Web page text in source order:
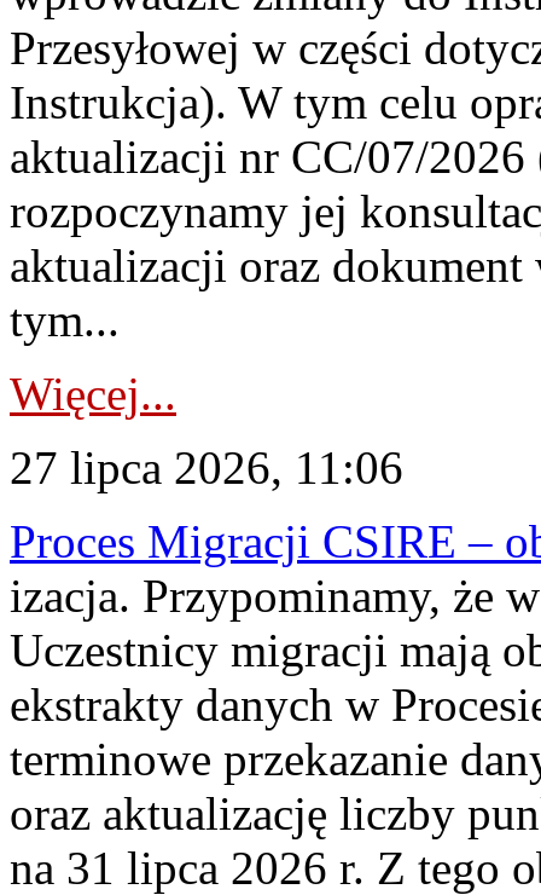
Przesyłowej w części
Instrukcja). W tym celu
aktualizacji nr CC/07/
rozpoczynamy jej
aktualizacji oraz
tym...
Więcej...
27 lipca 2026, 11:06
Proces Migracji CSIRE –
izacja. Przypominamy, że
Uczestnicy migracji mają
ekstrakty danych w
terminowe przekazanie
oraz aktualizację liczby
na 31 lipca 2026 r. Z tego